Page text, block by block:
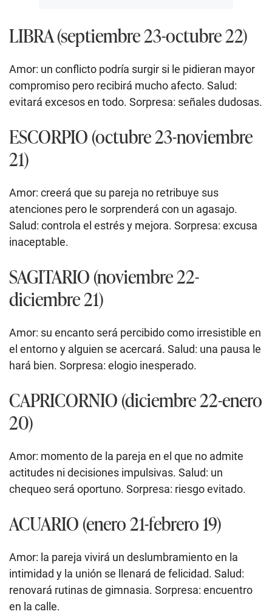
LIBRA (septiembre 23-octubre 22)
Amor: un conflicto podría surgir si le pidieran mayor
compromiso pero recibirá mucho afecto. Salud:
evitará excesos en todo. Sorpresa: señales dudosas.
ESCORPIO (octubre 23-noviembre
21)
Amor: creerá que su pareja no retribuye sus
atenciones pero le sorprenderá con un agasajo.
Salud: controla el estrés y mejora. Sorpresa: excusa
inaceptable.
SAGITARIO (noviembre 22-
diciembre 21)
Amor: su encanto será percibido como irresistible en
el entorno y alguien se acercará. Salud: una pausa le
hará bien. Sorpresa: elogio inesperado.
CAPRICORNIO (diciembre 22-enero
20)
Amor: momento de la pareja en el que no admite
actitudes ni decisiones impulsivas. Salud: un
chequeo será oportuno. Sorpresa: riesgo evitado.
ACUARIO (enero 21-febrero 19)
Amor: la pareja vivirá un deslumbramiento en la
intimidad y la unión se llenará de felicidad. Salud:
renovará rutinas de gimnasia. Sorpresa: encuentro
en la calle.